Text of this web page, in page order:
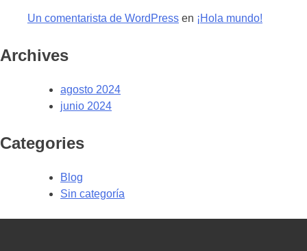
Un comentarista de WordPress en ¡Hola mundo!
Archives
agosto 2024
junio 2024
Categories
Blog
Sin categoría